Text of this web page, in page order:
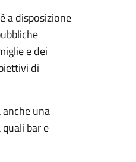
a disposizione
e dei
di
una
bar e